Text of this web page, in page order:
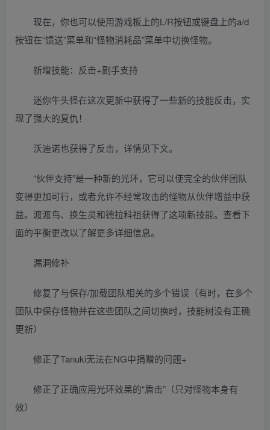
现在，你也可以使用游戏板上的L/R按钮或键盘上的a/d
按钮在“馈送”菜单和“怪物消耗品”菜单中切换怪物。
新增技能：反击+副手支持
迷你牛头怪在这次更新中获得了一些新的技能反击，实
现了强大的复仇！
沃迪诺也获得了反击，详情见下文。
“伙伴支持”是一种新的光环，它可以使完全的伙伴团队
变得更加可行，或者允许不经常攻击的怪物从伙伴增益中获
益。渡渡鸟、换生灵和德拉科祖获得了这项新技能。查看下
面的平衡更改以了解更多详细信息。
漏洞修补
修复了与保存/加载团队相关的多个错误（有时，在多个
团队中保存怪物并在这些团队之间切换时，技能树没有正确
更新）
修正了Tanuki无法在NG中捐赠的问题+
修正了正确应用光环效果的“盾击”（只对怪物本身有
效）